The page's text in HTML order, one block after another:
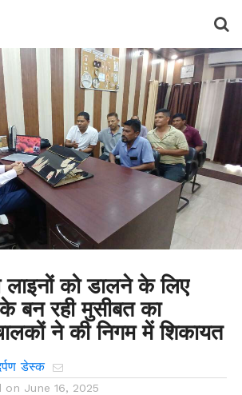
लाइनों को डालने के लिए
बन रही मुसीबत का
ने की निगम में शिकायत
डेस्क
on June 16, 2025